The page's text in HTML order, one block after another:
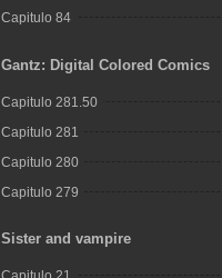
Capitulo 84
Gantz: Digital Colored Comics
Capitulo 281.50
Capitulo 281
Capitulo 280
Capitulo 279
Sister and vampire